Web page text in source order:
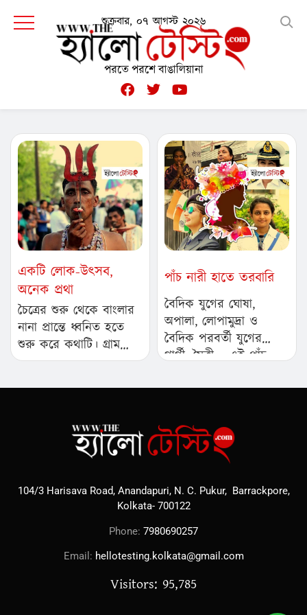
শুক্রবার, ০৭ আগস্ট ২০২৬
পরতে পরশে বাঙালিয়ানা
একটি লোক-উৎসব,
অনেক প্রথা
চৈত্রের শুরু থেকে বাংলার
নানা প্রান্তে ধ্বনিত হতে
শুরু করে কথাটি। গ্রাম
থেকে ‘গা’ আর ‘জন’ মানে
এক প্রতিফলন…
পাঁচ নারী হাতে তরবারি
বৈদিক যুগের ঘোষা,
অপালা, লোপামুদ্রা ও
বৈদিক পরবর্তী যুগের
গার্গী, মৈত্রী— এই পাঁচ
কে না জানি…
104/3 Harisava Road, Anandapuri, N. C. Pukur, Barrackpore,
Kolkata- 700122
Phone: 7980690257
Email: hellotesting.kolkata@gmail.com
Visitors: 95,785